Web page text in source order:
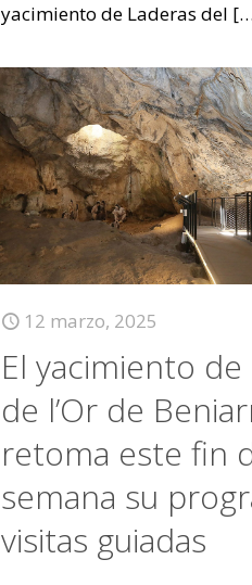
yacimiento de Laderas del
12 marzo, 2025
El yacimiento de
de l’Or de
retoma este fin
semana su
visitas guiadas